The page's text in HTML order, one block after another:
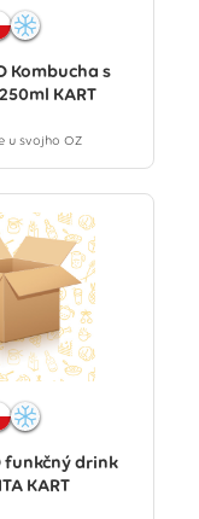
Kombucha s
KART
u svojho OZ
funkčný drink
KART